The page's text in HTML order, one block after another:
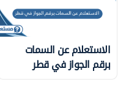
الاستعلام عن السمات
برقم الجواز في قطر